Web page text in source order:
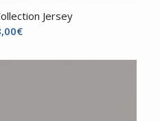
Jersey
€